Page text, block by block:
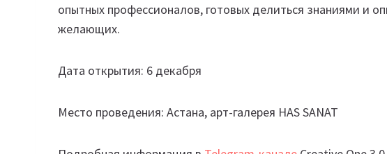
опытных профессионалов, готовых делиться знаниями и
желающих.
Дата открытия: 6 декабря
Место проведения: Астана, арт-галерея HAS SANAT